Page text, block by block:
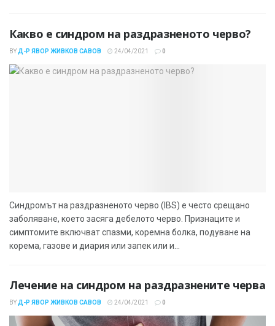
Какво е синдром на раздразненото черво?
BY Д-Р ЯВОР ЖИВКОВ САВОВ 24/04/2021 0
Синдромът на раздразненото черво (IBS) е често срещано
заболяване, което засяга дебелото черво. Признаците и
симптомите включват спазми, коремна болка, подуване на
корема, газове и диария или запек или и...
Лечение на синдром на раздразнените черва
BY Д-Р ЯВОР ЖИВКОВ САВОВ 24/04/2021 0